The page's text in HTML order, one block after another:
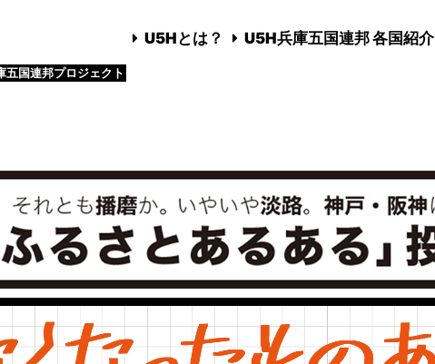
U5Hとは？ U5H兵庫五国連邦 各国紹介
五国連邦プロジェクト